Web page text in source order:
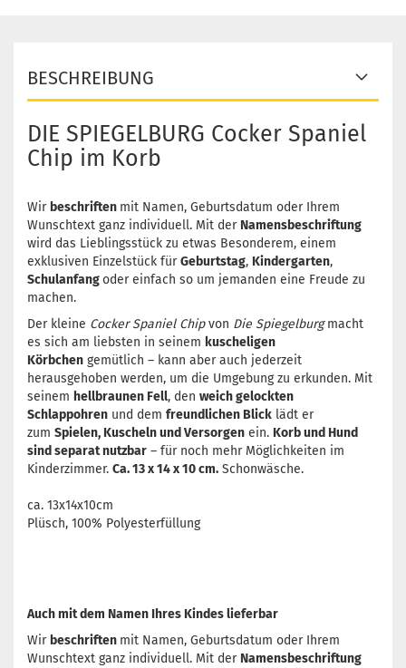
BESCHREIBUNG
DIE SPIEGELBURG Cocker Spaniel
Chip im Korb
Wir beschriften mit Namen, Geburtsdatum oder Ihrem
Wunschtext ganz individuell. Mit der Namensbeschriftung
wird das Lieblingsstück zu etwas Besonderem, einem
exklusiven Einzelstück fürGeburtstag, Kindergarten,
Schulanfangoder einfach so um jemanden eine Freude zu
machen.
Der kleine Cocker Spaniel Chipvon Die Spiegelburgmacht
es sich am liebsten in seinem kuscheligen
Körbchen gemütlich – kann aber auch jederzeit
herausgehoben werden, um die Umgebung zu erkunden. Mit
seinem hellbraunen Fell, den weich gelockten
Schlappohren und dem freundlichen Blick lädt er
zum Spielen, Kuscheln und Versorgen ein. Korb und Hund
sind separat nutzbar – für noch mehr Möglichkeiten im
Kinderzimmer. Ca. 13 x 14 x 10 cm. Schonwäsche.
ca. 13x14x10cm
Plüsch, 100% Polyesterfüllung
Auch mit dem Namen Ihres Kindes lieferbar
Wir beschriften mit Namen, Geburtsdatum oder Ihrem
Wunschtext ganz individuell. Mit der Namensbeschriftung